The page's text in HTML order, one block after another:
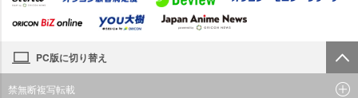
PC版に切り替え
禁無断複写転載